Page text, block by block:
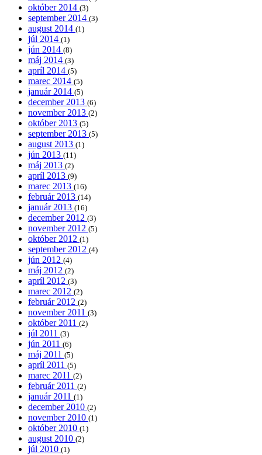
október 2014 (3)
september 2014 (3)
august 2014 (1)
júl 2014 (1)
jún 2014 (8)
máj 2014 (3)
apríl 2014 (5)
marec 2014 (5)
január 2014 (5)
december 2013 (6)
november 2013 (2)
október 2013 (5)
september 2013 (5)
august 2013 (1)
jún 2013 (11)
máj 2013 (2)
apríl 2013 (9)
marec 2013 (16)
február 2013 (14)
január 2013 (16)
december 2012 (3)
november 2012 (5)
október 2012 (1)
september 2012 (4)
jún 2012 (4)
máj 2012 (2)
apríl 2012 (3)
marec 2012 (2)
február 2012 (2)
november 2011 (3)
október 2011 (2)
júl 2011 (3)
jún 2011 (6)
máj 2011 (5)
apríl 2011 (5)
marec 2011 (2)
február 2011 (2)
január 2011 (1)
december 2010 (2)
november 2010 (1)
október 2010 (1)
august 2010 (2)
júl 2010 (1)